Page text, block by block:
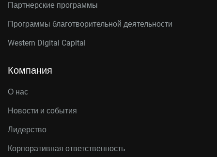
Партнерские программы
Программы благотворительной деятельности
Western Digital Capital
Компания
О нас
Новости и события
Лидерство
Корпоративная ответственность